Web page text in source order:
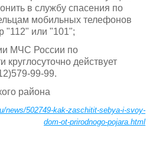
в службу спасения по
мобильных телефонов
"112" или "101";
МЧС России по
круглосуточно действует
99-99.
района
news/502749-kak-zaschitit-sebya-i-svoy-
dom-ot-prirodnogo-pojara.html